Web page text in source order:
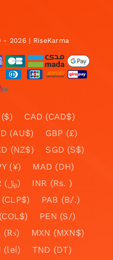
2026 | RiseKarma
CAD (CAD$)
(AU$)
GBP (£)
(NZ$)
SGD (S$)
(¥)
MAD (DH)
IRR (﷼)
INR (Rs. )
PAB (B/.)
PEN (S/)
(₨)
MXN (MXN$)
(lei)
TND (DT)